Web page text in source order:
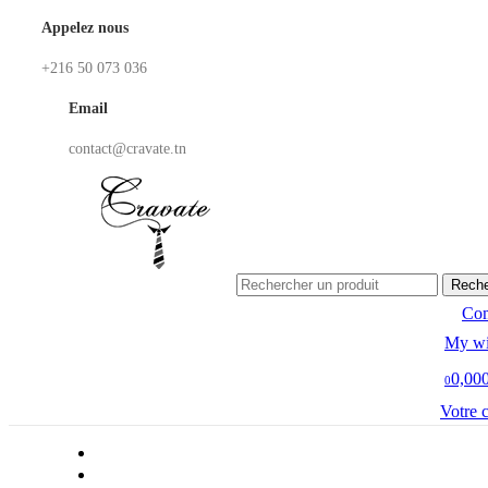
Appelez nous
+216 50 073 036
Email
contact@cravate.tn
My
0
Votre